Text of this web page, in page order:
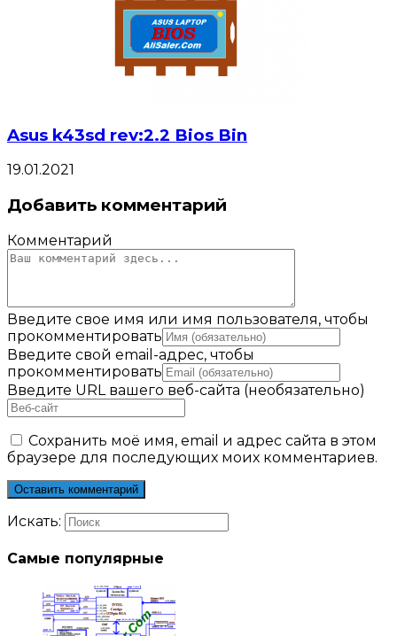
Asus k43sd rev:2.2 Bios Bin
19.01.2021
Добавить комментарий
Комментарий
Введите свое имя или имя пользователя, чтобы
прокомментировать
Введите свой email-адрес, чтобы
прокомментировать
Введите URL вашего веб-сайта (необязательно)
Сохранить моё имя, email и адрес сайта в этом
браузере для последующих моих комментариев.
Искать:
Самые популярные